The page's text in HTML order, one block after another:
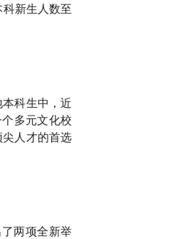
新生人数至
科生中，近
多元文化校
人才的首选
两项全新举